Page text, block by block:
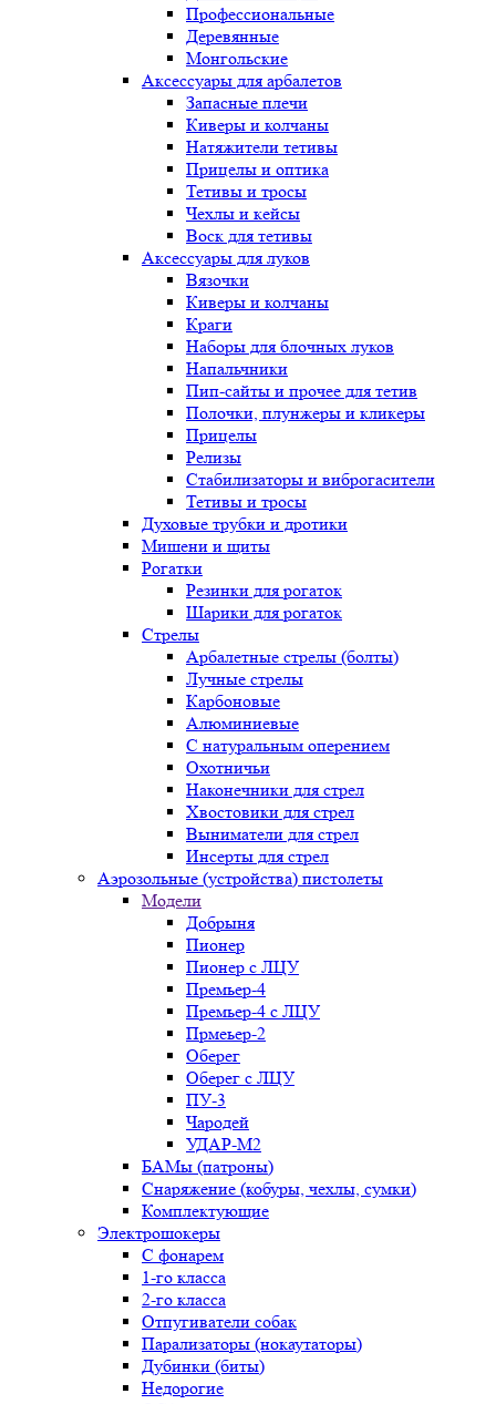
Профессиональные
Деревянные
Монгольские
Аксессуары для арбалетов
Запасные плечи
Киверы и колчаны
Натяжители тетивы
Прицелы и оптика
Тетивы и тросы
Чехлы и кейсы
Воск для тетивы
Аксессуары для луков
Вязочки
Киверы и колчаны
Краги
Наборы для блочных луков
Напальчники
Пип-сайты и прочее для тетив
Полочки, плунжеры и кликеры
Прицелы
Релизы
Стабилизаторы и виброгасители
Тетивы и тросы
Духовые трубки и дротики
Мишени и щиты
Рогатки
Резинки для рогаток
Шарики для рогаток
Стрелы
Арбалетные стрелы (болты)
Лучные стрелы
Карбоновые
Алюминиевые
С натуральным оперением
Охотничьи
Наконечники для стрел
Хвостовики для стрел
Выниматели для стрел
Инсерты для стрел
Аэрозольные (устройства) пистолеты
Модели
Добрыня
Пионер
Пионер с ЛЦУ
Премьер-4
Премьер-4 с ЛЦУ
Прмеьер-2
Оберег
Оберег с ЛЦУ
ПУ-3
Чародей
УДАР-М2
БАМы (патроны)
Снаряжение (кобуры, чехлы, сумки)
Комплектующие
Электрошокеры
С фонарем
1-го класса
2-го класса
Отпугиватели собак
Парализаторы (нокаутаторы)
Дубинки (биты)
Недорогие